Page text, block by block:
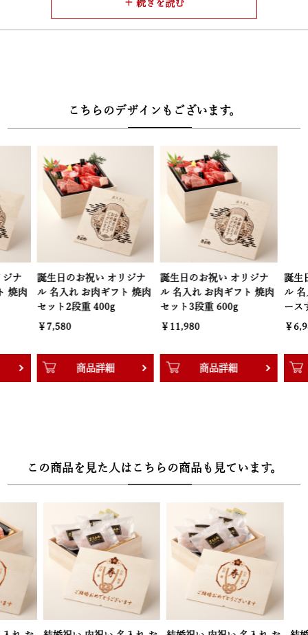
【ギフトにもご自宅用にもぴったり！美味しい食べ方は説明書や専
・高級感溢れる牛兵衛オリジナルの木箱に風呂敷が巻かれて梱包さ
れています。大切な人への贈り物にも、自分へのご褒美にもきっと
喜んでもらえる様になっております。
【選べるサイズ4種類】
・贈り物として、自分へのご褒美として、ご家族へのプレゼントと
してなど様々な場面に対応できる様に、牛兵衛では4種類の量が選
べるようになっています。お一人さまでも、大家族でもお腹一杯黒
毛和牛をお楽しみいただけます。
■配送：クール冷凍便
■セット内容：黒毛和牛肉400ｇ
こちらのデザインもございます。
誕生日のお祝い オリジナ
ル 名入れ お肉ギフト 焼肉
セット2段重 400g
￥7,580
商品詳細
誕生日のお祝い オリジナ
ル 名入れ お肉ギフト 焼肉
セット3段重 600g
￥11,980
商品詳細
誕生日のお
ル 名入れ
ースすき焼
￥6,980
商
この商品を見た人はこちらの商品も見ています。